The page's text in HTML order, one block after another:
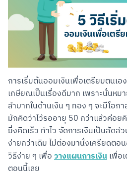
การเริ่มต้นออมเงินเพื่อเตรียมตนเ
เกษียณเป็นเรื่องดีมาก เพราะนั่นห
ลำบากในด้านเงิน ๆ ทอง ๆ จะมีโอ
มักคิดว่าไว้รออายุ 50 กว่าแล้วค่อย
ยิ่งคิดเร็ว ทำไว จัดการเงินเป็นสัดส่
ง่ายกว่าเดิม ไม่ต้องมานั่งเครียดตอ
วิธีง่าย ๆ เพื่อ วางแผนการเงิน เพื่อ
ตอนนี้เลย